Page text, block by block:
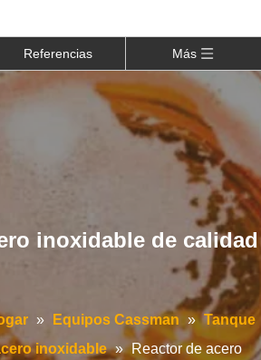
Referencias Más
inoxidable de calidad
» Equipos Cassman » Tanque
inoxidable » Reactor de acero